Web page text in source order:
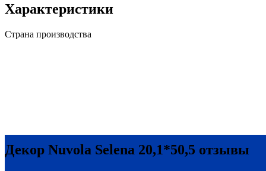
Характеристики
Страна производства
Декор Nuvola Selena 20,1*50,5 отзывы